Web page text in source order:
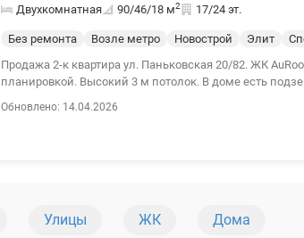
Двухкомнатная 90/46/18 м2 17/24 эт.
Без ремонта Возле метро Новострой Элит
Продажа 2-к квартира ул. Паньковская 20/82. ЖК AuRoom. Видовая квартира со свободной
планировкой. Высокий 3 м потолок. В доме есть
Обновлено: 14.04.2026
Улицы ЖК Дома